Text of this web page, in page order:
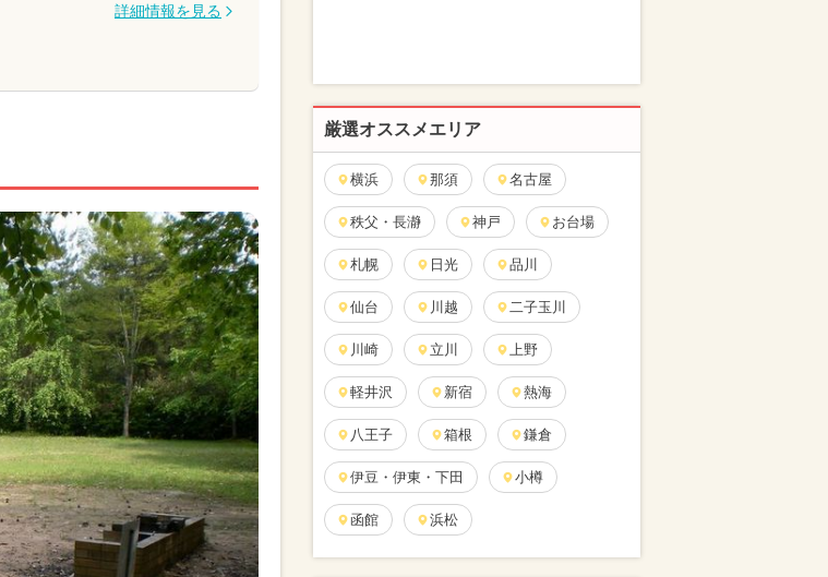
詳細情報を見る
厳選オススメエリア
横浜 那須 名古屋
秩父・長瀞 神戸 お台場
札幌 日光 品川
仙台 川越 二子玉川
川崎 立川 上野
軽井沢 新宿 熱海
八王子 箱根 鎌倉
伊豆・伊東・下田 小樽
函館 浜松